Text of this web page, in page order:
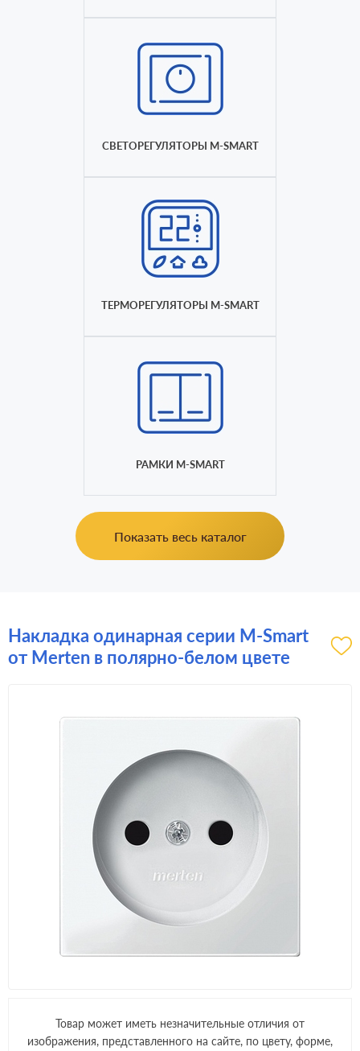
СВЕТОРЕГУЛЯТОРЫ M-SMART
ТЕРМОРЕГУЛЯТОРЫ M-SMART
РАМКИ M-SMART
Показать весь каталог
Накладка одинарная серии M-Smart
от Merten в полярно-белом цвете
Товар может иметь незначительные отличия от
изображения, представленного на сайте, по цвету, форме,